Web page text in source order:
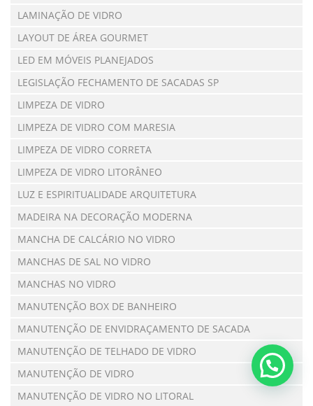
LAMINAÇÃO DE VIDRO
LAYOUT DE ÁREA GOURMET
LED EM MÓVEIS PLANEJADOS
LEGISLAÇÃO FECHAMENTO DE SACADAS SP
LIMPEZA DE VIDRO
LIMPEZA DE VIDRO COM MARESIA
LIMPEZA DE VIDRO CORRETA
LIMPEZA DE VIDRO LITORÂNEO
LUZ E ESPIRITUALIDADE ARQUITETURA
MADEIRA NA DECORAÇÃO MODERNA
MANCHA DE CALCÁRIO NO VIDRO
MANCHAS DE SAL NO VIDRO
MANCHAS NO VIDRO
MANUTENÇÃO BOX DE BANHEIRO
MANUTENÇÃO DE ENVIDRAÇAMENTO DE SACADA
MANUTENÇÃO DE TELHADO DE VIDRO
MANUTENÇÃO DE VIDRO
MANUTENÇÃO DE VIDRO NO LITORAL